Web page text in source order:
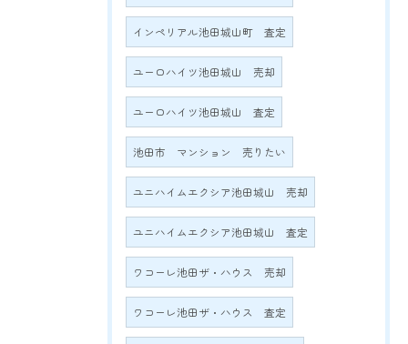
インペリアル池田城山町 査定
ユーロハイツ池田城山 売却
ユーロハイツ池田城山 査定
池田市 マンション 売りたい
ユニハイムエクシア池田城山 売却
ユニハイムエクシア池田城山 査定
ワコーレ池田ザ・ハウス 売却
ワコーレ池田ザ・ハウス 査定